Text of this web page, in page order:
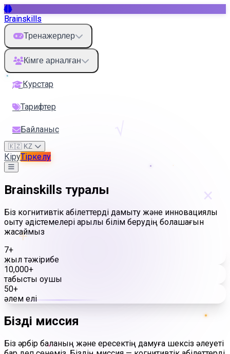
+
×
√
Brainskills
Тренажерлер
Кімге арналған
Курстар
Тарифтер
Байланыс
🇰🇿 KZ
КіруТіркелу
Brainskills туралы
Біз когнитивтік қабілеттерді дамыту және инновациялық
оқыту әдістемелері арқылы білім берудің болашағын
жасаймыз
7+
жыл тәжірибе
10,000+
табысты оқушы
50+
әлем елі
Біздің миссия
Біз әрбір баланың және ересектің дамуға шексіз әлеуеті